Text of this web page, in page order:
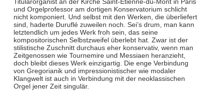
und Orgelprofessor am dortigen Konservatorium schlicht
nicht komponiert. Und selbst mit den Werken, die überliefert
sind, haderte Duruflé zuweilen noch. Sei’s drum, man kann
letztendlich um jedes Werk froh sein, das seine
kompositorischen Selbstzweifel überlebt hat. Zwar ist der
stilistische Zuschnitt durchaus eher konservativ, wenn man
Zeitgenossen wie Tournemire und Messiaen heranzieht,
doch bleibt dieses Werk einzigartig. Die enge Verbindung
von Gregorianik und impressionistischer wie modaler
Klangwelt ist auch in Verbindung mit der neoklassischen
Orgel jener Zeit singulär.